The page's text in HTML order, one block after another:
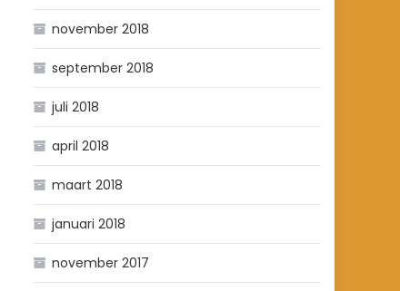
november 2018
september 2018
juli 2018
april 2018
maart 2018
januari 2018
november 2017